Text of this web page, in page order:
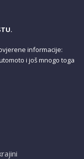
informacije:
i još mnogo toga